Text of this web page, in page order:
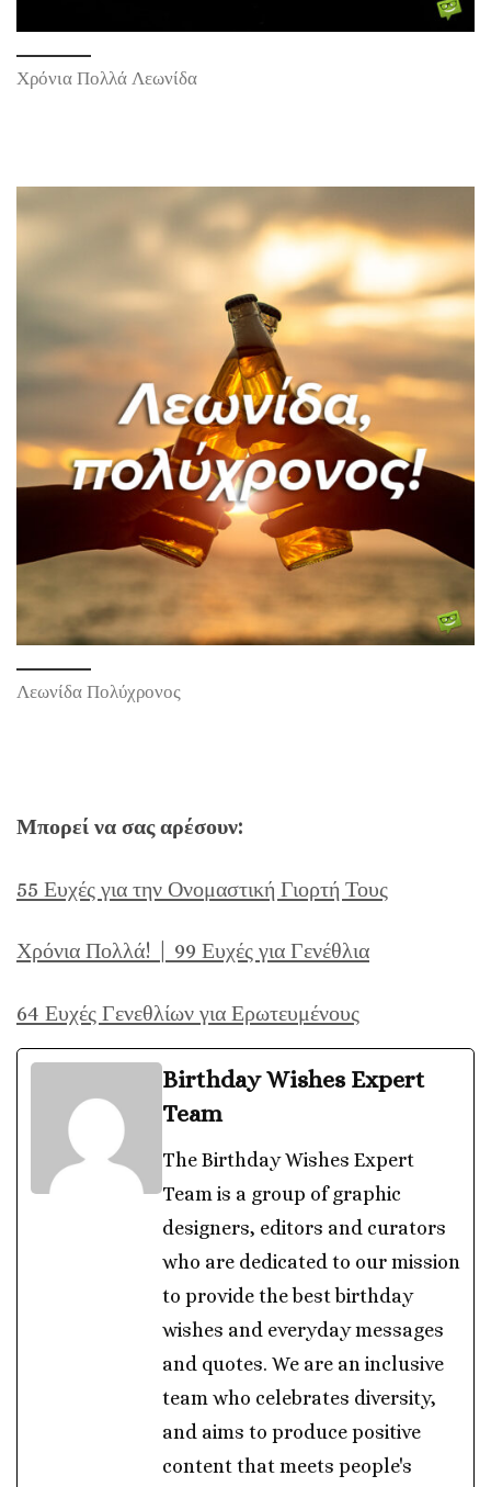
Χρόνια Πολλά Λεωνίδα
Λεωνίδα Πολύχρονος
Μπορεί να σας αρέσουν:
55 Ευχές για την Ονομαστική Γιορτή Τους
Χρόνια Πολλά! | 99 Ευχές για Γενέθλια
64 Ευχές Γενεθλίων για Ερωτευμένους
Birthday Wishes Expert
Team
The Birthday Wishes Expert
Team is a group of graphic
designers, editors and curators
who are dedicated to our mission
to provide the best birthday
wishes and everyday messages
and quotes. We are an inclusive
team who celebrates diversity,
and aims to produce positive
content that meets people's